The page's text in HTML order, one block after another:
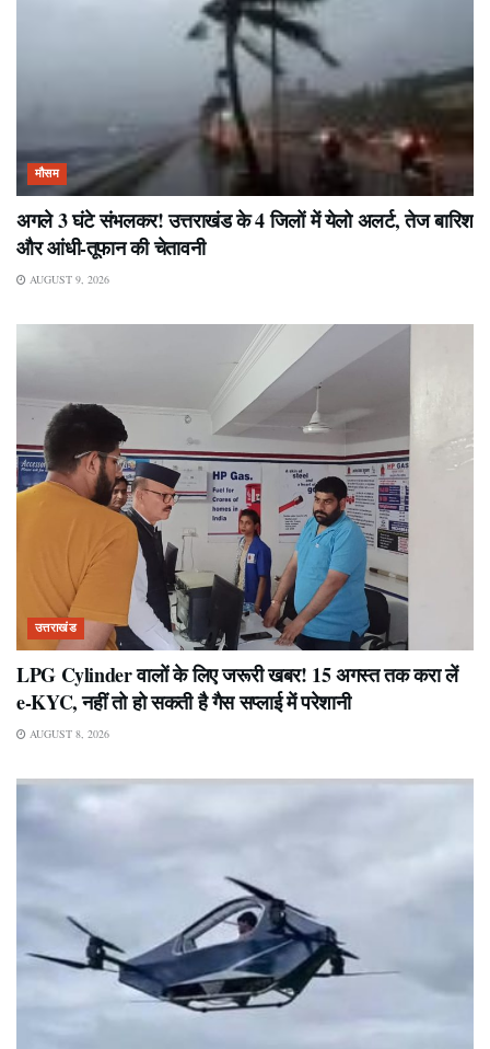
मौसम
अगले 3 घंटे संभलकर! उत्तराखंड के 4 जिलों में येलो अलर्ट, तेज बारिश
और आंधी-तूफान की चेतावनी
AUGUST 9, 2026
उत्तराखंड
LPG Cylinder वालों के लिए जरूरी खबर! 15 अगस्त तक करा लें
e-KYC, नहीं तो हो सकती है गैस सप्लाई में परेशानी
AUGUST 8, 2026